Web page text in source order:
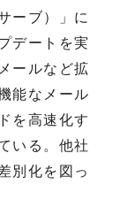
ーブ）」に
デートを実
ールなど拡
能なメール
を高速化す
いる。他社
別化を図っ